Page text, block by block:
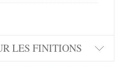
LES FINITIONS